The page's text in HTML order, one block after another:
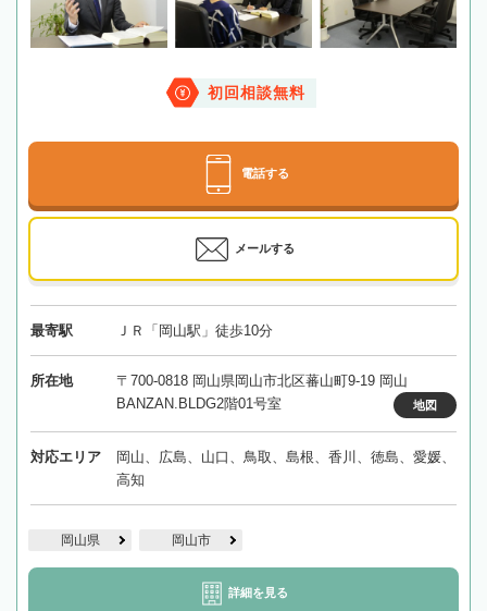
初回相談無料
電話する
メールする
最寄駅 ＪＲ「岡山駅」徒歩10分
所在地
〒700-0818 岡山県岡山市北区蕃山町9-19 岡山
BANZAN.BLDG2階01号室
地図
対応エリア
岡山、広島、山口、鳥取、島根、香川、徳島、愛媛、
高知
岡山県 岡山市
詳細を見る